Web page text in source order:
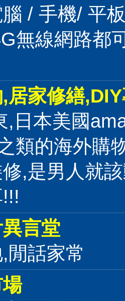
/ 手機/ 平
無線網路都
居家修繕
,日本美國
類的海外購
,是男人就
言堂
閒話家常